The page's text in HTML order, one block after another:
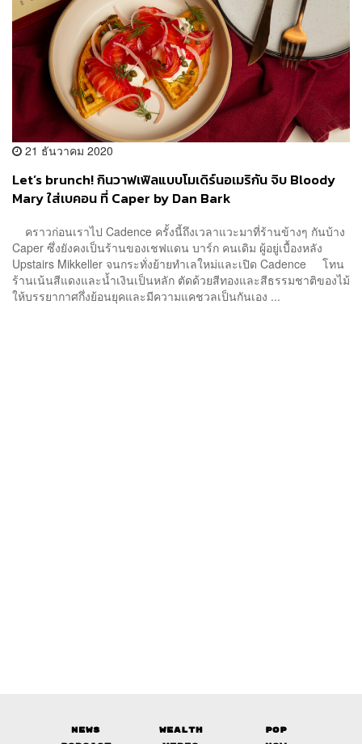
21 ธันวาคม 2020
Let’s brunch! กินวาฟเฟิลแบบโมเดิร์นอเมริกัน จิบ Bloody
Mary ใส่เบคอน ที่ Caper by Dan Bark
คราวก่อนเราไป Cadence ครั้งนี้ถึงเวลาแวะมาที่ร้านข้างๆ กันบ้าง
Caper ซึ่งยังคงเป็นร้านของเชฟแดน บาร์ก คนเดิม ผู้อยู่เบื้องหลัง
Upstairs Mikkeller จนกระทั่งย้ายทำเลใหม่และเปิด Cadence โทน
ร้านเน้นสีแดงและน้ำเงินเป็นหลัก ตัดด้วยสีทองและสีธรรมชาติของไม้
ให้บรรยากาศกึ่งย้อนยุคและมีความแคชวลเป็นกันเอง ...
News Wealth
Pop